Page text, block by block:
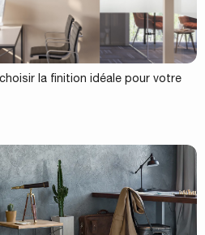
la finition idéale pour votre